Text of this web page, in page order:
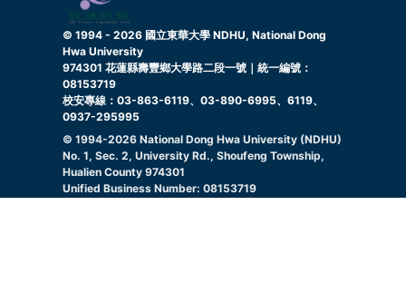
© 1994 - 2026 國立東華大學 NDHU, National Dong
Hwa University
974301 花蓮縣壽豐鄉大學路二段一號｜統一編號：
08153719
校安專線：03-863-6119、03-890-6995、6119、
0937-295995
© 1994-2026 National Dong Hwa University (NDHU)
No. 1, Sec. 2, University Rd., Shoufeng Township,
Hualien County 974301
Unified Business Number: 08153719